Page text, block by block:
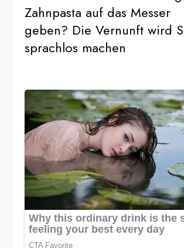
Zahnpasta auf das Messer
geben? Die Vernunft wird
sprachlos machen